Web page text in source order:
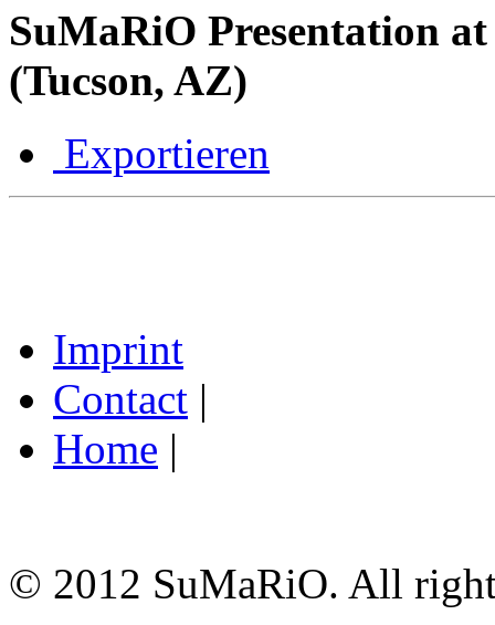
SuMaRiO Presentation
(Tucson, AZ)
Exportieren
Imprint
Contact |
Home |
© 2012 SuMaRiO. All